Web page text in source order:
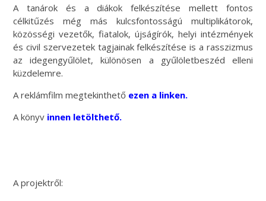
A tanárok és a diákok felkészítése mellett fontos
célkitűzés még más kulcsfontosságú multiplikátorok,
közösségi vezetők, fiatalok, újságírók, helyi intézmények
és civil szervezetek tagjainak felkészítése is a rasszizmus
az idegengyűlölet, különösen a gyűlöletbeszéd elleni
küzdelemre.
A reklámfilm megtekinthető ezen a linken.
A könyv innen letölthető.
A projektről: